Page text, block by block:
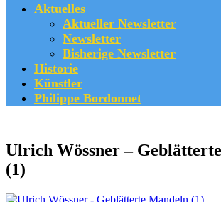
Aktuelles
Aktueller Newsletter
Newsletter
Bisherige Newsletter
Historie
Künstler
Philippe Bordonnet
Ulrich Wössner –
(1)